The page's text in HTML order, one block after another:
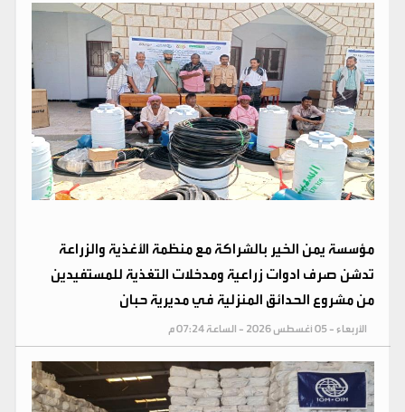
مؤسسة يمن الخير بالشراكة مع منظمة الأغذية والزراعة
تدشن صرف ادوات زراعية ومدخلات التغذية للمستفيدين
من مشروع الحدائق المنزلية في مديرية حبان
الأربعاء - 05 أغسطس 2026 - الساعة 07:24 م